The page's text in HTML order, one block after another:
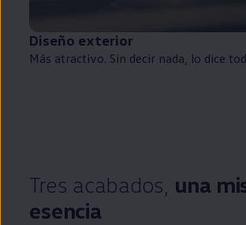
Diseño exterior
Más atractivo. Sin decir nada, lo dice
Tres acabados, una
esencia